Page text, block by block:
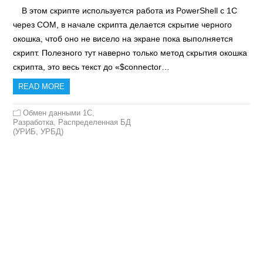
В этом скрипте используется работа из PowerShell с 1С
через COM, в начале скрипта делается скрытие черного
окошка, чтоб оно не висело на экране пока выполняется
скрипт. Полезного тут наверно только метод скрытия окошка
скрипта, это весь текст до «$connector…
READ MORE
Обмен данными 1С,
Разработка, Распределенная БД
(УРИБ, УРБД)